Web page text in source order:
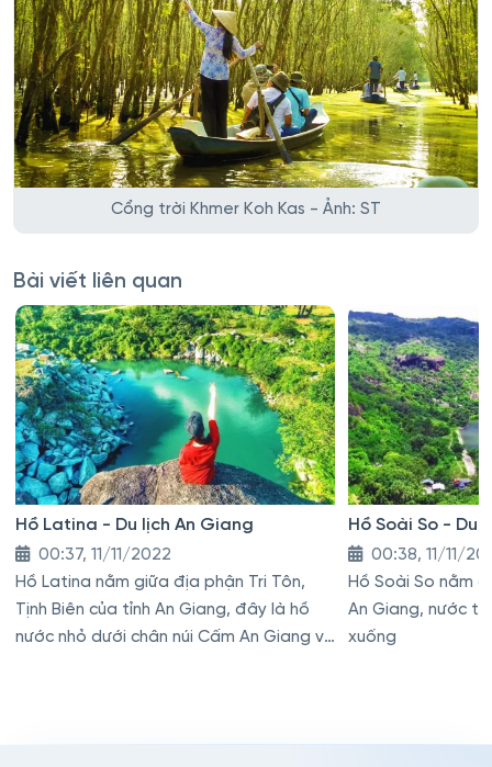
Cổng trời Khmer Koh Kas - Ảnh: ST
Bài viết liên quan
Hồ Latina - Du lịch An Giang
00:37, 11/11/2022
Hồ Latina nằm giữa địa phận Tri Tôn,
Tịnh Biên của tỉnh An Giang, đây là hồ
nước nhỏ dưới chân núi Cấm An Giang và
Hồ Soài So - Du
00:38, 11/11/
Hồ Soài So nằm
An Giang, nước
xuống